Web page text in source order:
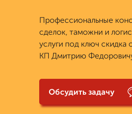
Профессиональные
сделок, таможни и
услуги под ключ скидка
КП Дмитрию
Обсудить задачу